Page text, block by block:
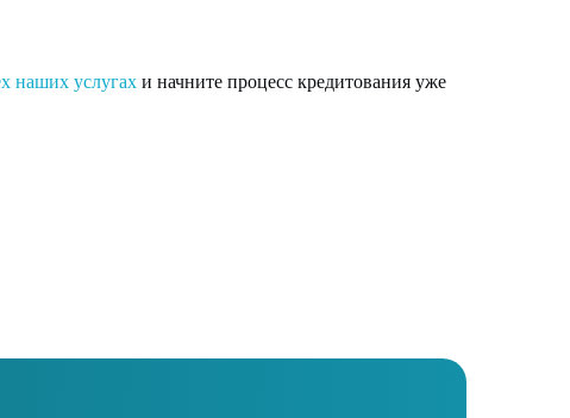
наших услугах и начните процесс кредитования уже